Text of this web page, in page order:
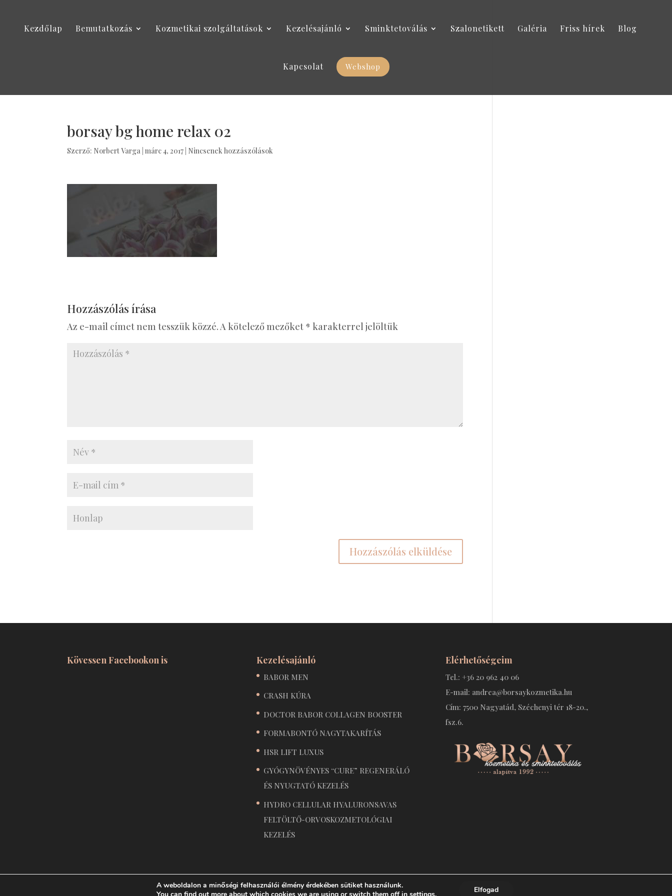
Kezdőlap Bemutatkozás Kozmetikai szolgáltatások Kezelésajánló Sminktetoválás Szalonetikett Galéria Friss hírek Blog
Kapcsolat Webshop
borsay bg home relax 02
Szerző: Norbert Varga |márc 4, 2017 Nincsenek hozzászólások
Hozzászólás írása
Az e-mail címet nem tesszük közzé.A kötelező mezőket * karakterrel jelöltük
Kövessen Facebookon is Kezelésajánló
BABOR MEN
CRASH KÚRA
DOCTOR BABOR COLLAGEN BOOSTER
FORMABONTÓ NAGYTAKARÍTÁS
HSR LIFT LUXUS
GYÓGYNÖVÉNYES “CURE” REGENERÁLÓ
ÉS NYUGTATÓ KEZELÉS
HYDRO CELLULAR HYALURONSAVAS
FELTÖLTŐ-ORVOSKOZMETOLÓGIAI
KEZELÉS
Elérhetőségeim
Tel.: +36 20 962 40 06
E-mail: andrea@borsaykozmetika.hu
Cím: 7500 Nagyatád, Széchenyi tér 18-20.,
fsz.6.
Copyright © Minden jog fenntartva | Borsay kozmetika és sminktetoválás | Készítette: WeblapDoki
A weboldalon a minőségi felhasználói élmény érdekében sütiket használunk.
Elfogad